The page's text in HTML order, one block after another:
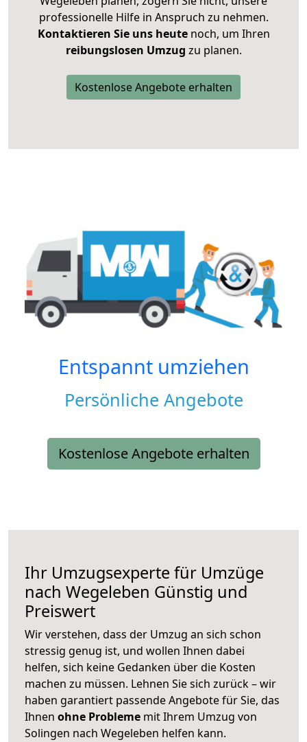
professionelle Hilfe in Anspruch zu nehmen.
Kontaktieren Sie uns heutenoch, um Ihren
reibungslosen Umzug zu planen.
Kostenlose Angebote erhalten
Entspannt umziehen
Persönliche Angebote
Kostenlose Angebote erhalten
Ihr Umzugsexperte für Umzüge
nach Wegeleben Günstig und
Preiswert
Wir verstehen, dass der Umzug an sich schon
stressig genug ist, und wollen Ihnen dabei
helfen, sich keine Gedanken über die Kosten
machen zu müssen. Lehnen Sie sich zurück – wir
haben garantiert passende Angebote für Sie, das
Ihnen ohne Probleme mit Ihrem Umzug von
Solingen nach Wegeleben helfen kann.